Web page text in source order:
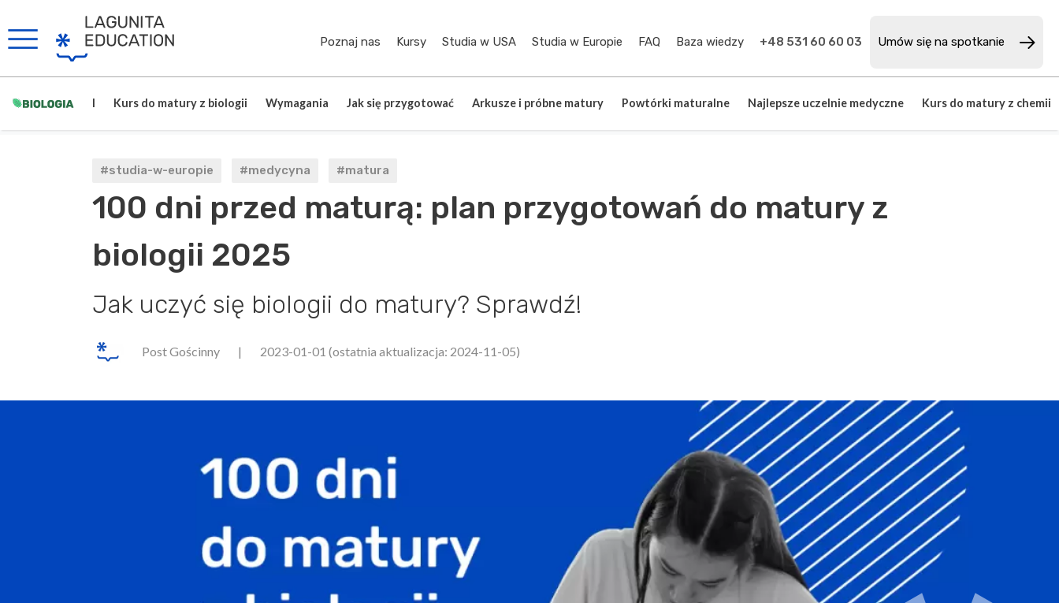
Poznaj nas Kursy Studia w USA Studia w Europie FAQ Baza wiedzy +48 531 60 60 03 Umów się na spotkanie
I Kurs do matury z biologii Wymagania Jak się przygotować Arkusze i próbne matury Powtórki maturalne Najlepsze uczelnie medyczne Kurs do matury z chemii
#studia-w-europie #medycyna #matura
100 dni przed maturą: plan przygotowań do matury z
biologii 2025
Jak uczyć się biologii do matury? Sprawdź!
Post Gościnny | 2023-01-01 (ostatnia aktualizacja: 2024-11-05)